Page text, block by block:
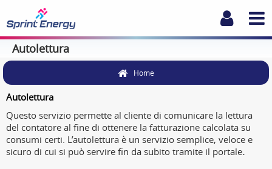
Autolettura
Home
Autolettura
Questo servizio permette al cliente di comunicare la lettura
del contatore al fine di ottenere la fatturazione calcolata su
consumi certi. L’autolettura è un servizio semplice, veloce e
sicuro di cui si può servire fin da subito tramite il portale.